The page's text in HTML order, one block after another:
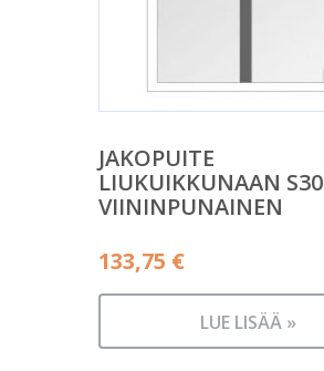
JAKOPUITE
LIUKUIKKUNAAN S30
VIININPUNAINEN
133,75 €
LUE LISÄÄ »